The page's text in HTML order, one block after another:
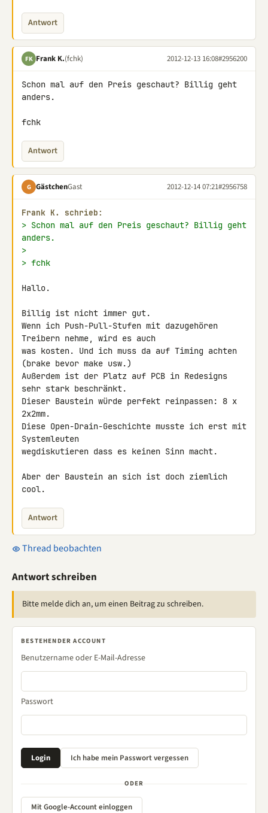
Antwort
FK Frank K.(fchk) 2012-12-13 16:08#2956200
Schon mal auf den Preis geschaut? Billig geht
anders.
fchk
Antwort
G GästchenGast 2012-12-14 07:21#2956758
Frank K. schrieb:
> Schon mal auf den Preis geschaut? Billig geht
anders.
>
> fchk
Hallo.
Billig ist nicht immer gut.
Wenn ich Push-Pull-Stufen mit dazugehören
Treibern nehme, wird es auch
was kosten. Und ich muss da auf Timing achten
(brake bevor make usw.)
Außerdem ist der Platz auf PCB in Redesigns
sehr stark beschränkt.
Dieser Baustein würde perfekt reinpassen: 8 x
2x2mm.
Diese Open-Drain-Geschichte musste ich erst mit
Systemleuten
wegdiskutieren dass es keinen Sinn macht.
Aber der Baustein an sich ist doch ziemlich
cool.
Antwort
Thread beobachten
Antwort schreiben
Bitte melde dich an, um einen Beitrag zu schreiben.
BESTEHENDER ACCOUNT
Benutzername oder E-Mail-Adresse
Passwort
ODER
Mit Google-Account einloggen